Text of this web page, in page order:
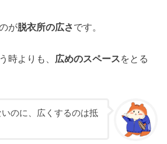
が脱衣所の広さです。
時よりも、 広めのスペースをとる
のに、広くするのは抵